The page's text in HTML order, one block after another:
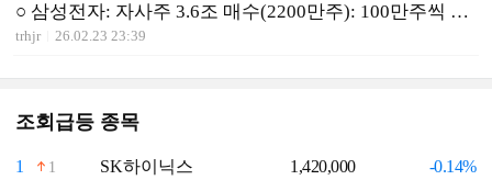
○ 삼성전자: 자사주 3.6조 매수(2200만주): 100만주씩 매수
trhjr 26.02.23 23:39
조회급등 종목
1 1 SK하이닉스 1,420,000 -0.14%